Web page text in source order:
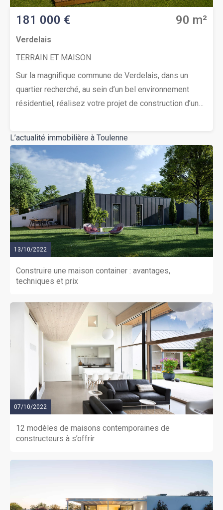
181 000 € 90 m²
Verdelais
TERRAIN ET MAISON
Sur la magnifique commune de Verdelais, dans un
quartier recherché, au sein d’un bel environnement
résidentiel, réalisez votre projet de construction d’une
entièrement équipée, une salle d’eau moderne et un
WC séparé. Le terrain parfaitement exposé est d’une
superficie de 500 m². L’environnement est paisible,
idéal pour une résidence principale ou secondaire.
Opportunité à saisir ! Contactez vite Thierry LOUISON
au (Numéro supprimé) pour étudier votre projet de
construction.
L’actualité immobilière à Toulenne
13/10/2022
Construire une maison container : avantages,
techniques et prix
07/10/2022
12 modèles de maisons contemporaines de
constructeurs à s’offrir